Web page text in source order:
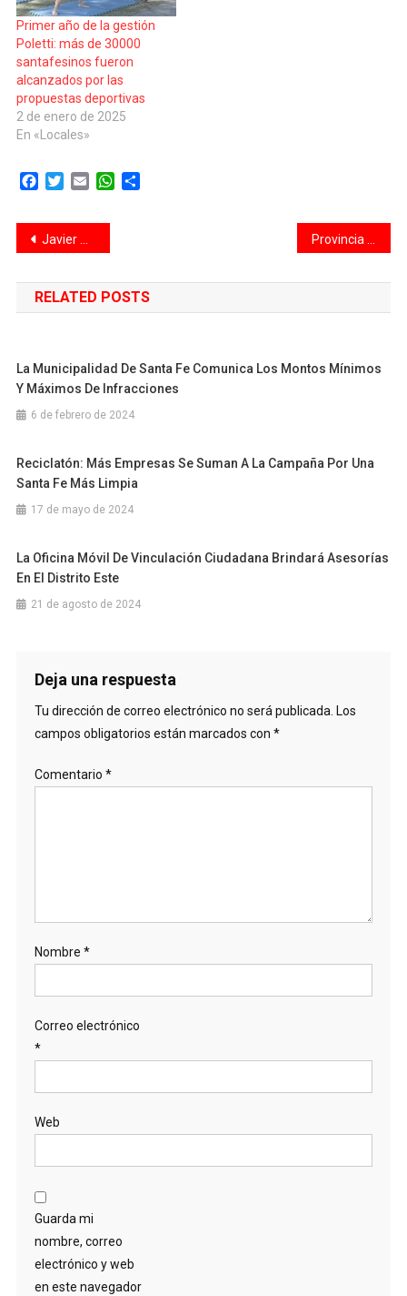
Primer año de la gestión
Poletti: más de 30000
santafesinos fueron
alcanzados por las
propuestas deportivas
2 de enero de 2025
En «Locales»
Facebook
TwitterEmail WhatsApp
Navegación
de
entradas
Javier Milei en Davos, sobre la homosexualidad: “En sus versiones más extremas, la ideología de género constituye lisa y llanamente abuso infantil”
RELATED POSTS
La Municipalidad De Santa Fe Comunica Los Montos Mínimos
Y Máximos De Infracciones
6 de febrero de 2024
Reciclatón: Más Empresas Se Suman A La Campaña Por Una
Santa Fe Más Limpia
17 de mayo de 2024
La Oficina Móvil De Vinculación Ciudadana Brindará Asesorías
En El Distrito Este
21 de agosto de 2024
Deja una respuesta
Tu dirección de correo electrónico no será publicada. Los
campos obligatorios están marcados con *
Comentario *
Nombre *
Correo electrónico
*
Web
Guarda mi
nombre, correo
electrónico y web
en este navegador